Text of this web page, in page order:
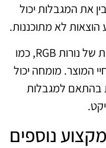
את המגבלות יכול
הוצאות לא מתוכננות.
כמו כן, יש להבין את המגבלות הטכניות של נורות RGB, כמו
המוצר. מומחה יכול
בהתאם למגבלות
נוספים